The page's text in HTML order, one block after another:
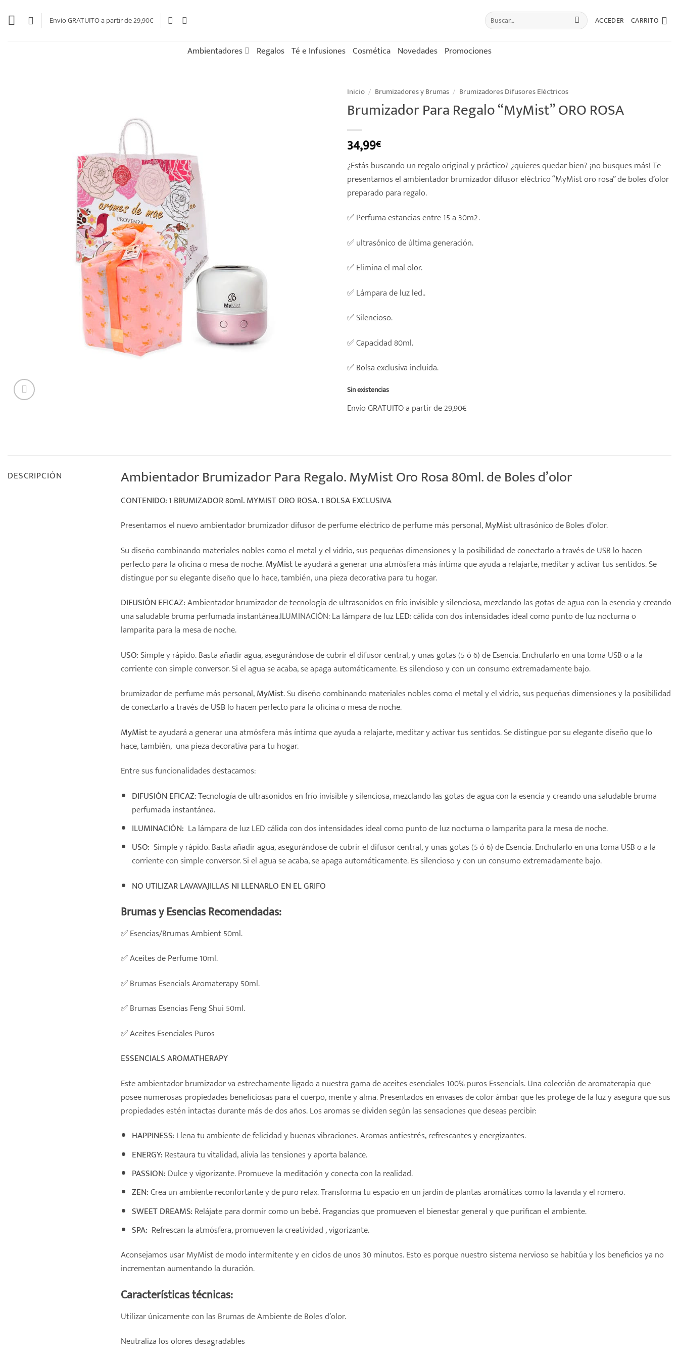
Envío GRATUITO a partir de 29,90€
Buscar
por:
ACCEDER CARRITO
Ambientadores Regalos Té e Infusiones Cosmética Novedades Promociones
Inicio / Brumizadores y Brumas / Brumizadores Difusores Eléctricos
Brumizador Para Regalo “MyMist” ORO ROSA
34,99€
¿Estás buscando un regalo original y práctico? ¿quieres quedar bien? ¡no busques más! Te
presentamos el ambientador brumizador difusor eléctrico “MyMist oro rosa” de boles d’olor
preparado para regalo.
✅ Perfuma estancias entre 15 a 30m2.
✅ ultrasónico de última generación.
✅ Elimina el mal olor.
✅ Lámpara de luz led..
✅ Silencioso.
✅ Capacidad 80ml.
✅ Bolsa exclusiva incluida.
Sin existencias
Envío GRATUITO a partir de 29,90€
DESCRIPCIÓN Ambientador Brumizador Para Regalo. MyMist Oro Rosa 80ml. de Boles d’olor
CONTENIDO: 1 BRUMIZADOR 80ml. MYMIST ORO ROSA. 1 BOLSA EXCLUSIVA
Presentamos el nuevo ambientador brumizador difusor de perfume eléctrico de perfume más personal,MyMistultrasónicodeBoles d’olor.
Su diseño combinando materiales nobles como el metal y el vidrio, sus pequeñas dimensiones y la posibilidad de conectarlo a través de USB lo hacen
perfecto para la oficina o mesa de noche.MyMistte ayudará a generar una atmósfera más íntima que ayuda a relajarte, meditar y activar tus sentidos. Se
distingue por su elegante diseño que lo hace, también, una pieza decorativa para tu hogar.
DIFUSIÓN EFICAZ:Ambientador brumizador de tecnología de ultrasonidos en frío invisible y silenciosa, mezclando las gotas de agua con la esencia y creando
una saludable bruma perfumada instantánea.ILUMINACIÓN: La lámpara de luzLED:cálida con dos intensidades ideal como punto de luz nocturna o
lamparita para la mesa de noche.
USO:Simple y rápido. Basta añadir agua, asegurándose de cubrir el difusor central, y unas gotas (5 ó 6) de Esencia. Enchufarlo en una toma USB o a la
corriente con simple conversor. Si el agua se acaba, se apaga automáticamente. Es silencioso y con un consumo extremadamente bajo.
brumizador de perfume más personal,MyMist. Su diseño combinando materiales nobles como el metal y el vidrio, sus pequeñas dimensiones y la posibilidad
de conectarlo a través deUSBlo hacen perfecto para la oficina o mesa de noche.
MyMistte ayudará a generar una atmósfera más íntima que ayuda a relajarte, meditar y activar tus sentidos. Se distingue por su elegante diseño que lo
hace, también, una pieza decorativa para tu hogar.
Entre sus funcionalidades destacamos:
DIFUSIÓN EFICAZ: Tecnología de ultrasonidos en frío invisible y silenciosa, mezclando las gotas de agua con la esencia y creando una saludable bruma
perfumada instantánea.
ILUMINACIÓN: La lámpara de luz LED cálida con dos intensidades ideal como punto de luz nocturna o lamparita para la mesa de noche.
USO: Simple y rápido. Basta añadir agua, asegurándose de cubrir el difusor central, y unas gotas (5 ó 6) de Esencia. Enchufarlo en una toma USB o a la
corriente con simple conversor. Si el agua se acaba, se apaga automáticamente. Es silencioso y con un consumo extremadamente bajo.
NO UTILIZAR LAVAVAJILLAS NI LLENARLO EN EL GRIFO
Brumas y Esencias Recomendadas:
✅Esencias/Brumas Ambient 50ml.
✅Aceites de Perfume 10ml.
✅Brumas Esencials Aromaterapy 50ml.
✅Brumas Esencias Feng Shui 50ml.
✅Aceites Esenciales Puros
ESSENCIALS AROMATHERAPY
Este ambientador brumizador va estrechamente ligado a nuestra gama de aceites esenciales 100% puros Essencials. Una colección de aromaterapia que
posee numerosas propiedades beneficiosas para el cuerpo, mente y alma. Presentados en envases de color ámbar que les protege de la luz y asegura que sus
propiedades estén intactas durante más de dos años. Los aromas se dividen según las sensaciones que deseas percibir:
HAPPINESS: Llena tu ambiente de felicidad y buenas vibraciones. Aromas antiestrés, refrescantes y energizantes.
ENERGY: Restaura tu vitalidad, alivia las tensiones y aporta balance.
PASSION: Dulce y vigorizante. Promueve la meditación y conecta con la realidad.
ZEN:Crea un ambiente reconfortante y de puro relax. Transforma tu espacio en un jardín de plantas aromáticas como la lavanda y el romero.
SWEET DREAMS: Relájate para dormir como un bebé. Fragancias que promueven el bienestar general y que purifican el ambiente.
SPA: Refrescan la atmósfera, promueven la creatividad , vigorizante.
Aconsejamos usar MyMist de modo intermitente y en ciclos de unos 30 minutos. Esto es porque nuestro sistema nervioso se habitúa y los beneficios ya no
incrementan aumentando la duración.
Características técnicas:
Utilizar únicamente con las Brumas de Ambiente de Boles d’olor.
Neutraliza los olores desagradables